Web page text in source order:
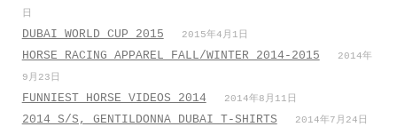
日
DUBAI WORLD CUP 2015 2015年4月1日
HORSE RACING APPAREL FALL/WINTER 2014-2015
2014年
9月23日
FUNNIEST HORSE VIDEOS 2014 2014年8月11日
2014 S/S, GENTILDONNA DUBAI T-SHIRTS 2014年7月24日